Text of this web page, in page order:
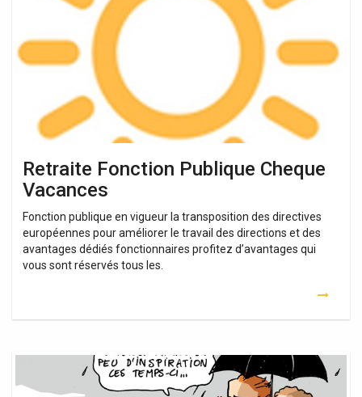
Retraite Fonction Publique Cheque
Vacances
Fonction publique en vigueur la transposition des directives
européennes pour améliorer le travail des directions et des
avantages dédiés fonctionnaires profitez d’avantages qui
vous sont réservés tous les.
Fonction
Territoriale